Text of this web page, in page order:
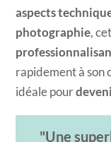
aspects
photographie,
rapidement à son
idéale pour
Une